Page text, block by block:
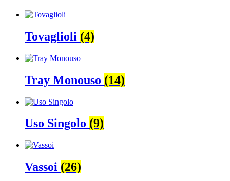
Tovaglioli (4)
Tray Monouso (14)
Uso Singolo (9)
Vassoi (26)